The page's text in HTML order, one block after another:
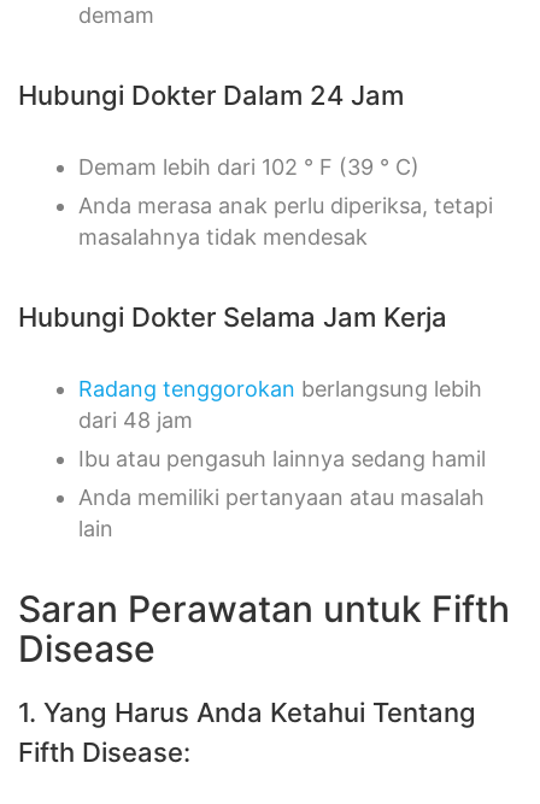
demam
Hubungi Dokter Dalam 24 Jam
Demam lebih dari 102 ° F (39 ° C)
Anda merasa anak perlu diperiksa, tetapi
masalahnya tidak mendesak
Hubungi Dokter Selama Jam Kerja
Radang tenggorokan berlangsung lebih
dari 48 jam
Ibu atau pengasuh lainnya sedang hamil
Anda memiliki pertanyaan atau masalah
lain
Saran Perawatan untuk Fifth
Disease
1. Yang Harus Anda Ketahui Tentang
Fifth Disease: